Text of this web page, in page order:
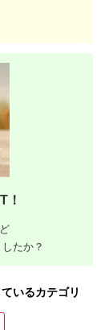
！
たか？
いるカテゴリ